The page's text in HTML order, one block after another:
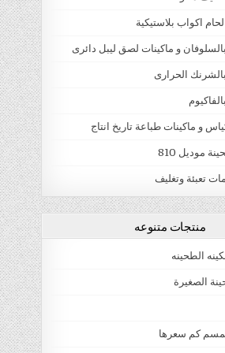
اكواب بلاستيكية
و ماكينات لصق ليبل دائرى
الحرارى
و ماكينات طباعة تاريخ انتاج
موديل 810
تعبئة وتغليف
منتجات متنوعه
الطحينه
الصغيرة
كم سعرها